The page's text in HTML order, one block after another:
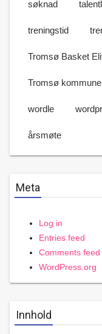
søknad
treningstid
Tromsø Basket
Tromsø kommune
wordle
årsmøte
Meta
Log in
Entries feed
Comments feed
WordPress.org
Innhold